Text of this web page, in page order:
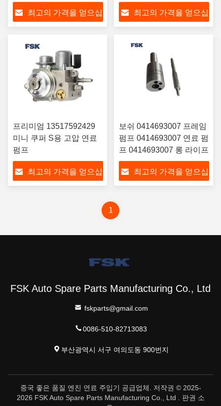
즈 및 3 시리즈를 위한 고
압 연료 펌프
최고의 가격을 얻으십 최고의 가격을 얻으십
프리미엄 13517592429
미니 쿠퍼 S용 고압 연료
펌프
최고의 가격을 얻으십
보쉬 0414693007 프레임
펌프 0414693007 연료 펌
프 0414693007 롱 라이프
최고의 가격을 얻으십
1
FSK Auto Spare Parts Manufacturing Co., Ltd
fskparts@gmail.com
0086-510-82713083
부산광역시 서구 여의도동 900번지
중국 좋은 품질 엔진 연료 주입기 공급업체. 저작권 © 2025-
2026 FSK Auto Spare Parts Manufacturing Co., Ltd . 판권 소